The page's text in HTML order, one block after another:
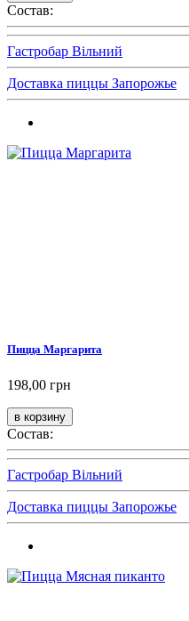
Состав:
Гастробар Вільний
Доставка пиццы Запорожье
Пицца Маргарита
198,00 грн
Состав:
Гастробар Вільний
Доставка пиццы Запорожье